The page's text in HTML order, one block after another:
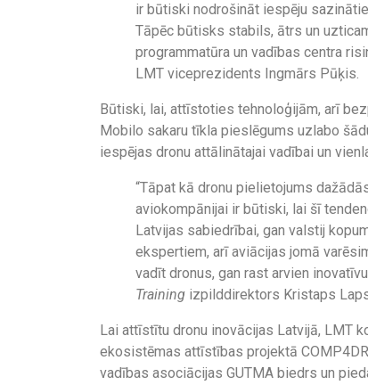
ir būtiski nodrošināt iespēju
Tāpēc būtisks stabils, ātrs un
programmatūra un vadības centra
LMT viceprezidents Ingmārs Pūķis.
Būtiski, lai, attīstoties tehnoloģijām, arī
Mobilo sakaru tīkla pieslēgums uzlabo
iespējas dronu attālinātajai vadībai un
“Tāpat kā dronu pielietojums
aviokompānijai ir būtiski, lai šī
Latvijas sabiedrībai, gan valstij
ekspertiem, arī aviācijas jomā
vadīt dronus, gan rast arvien
Training izpilddirektors Kristaps
Lai attīstītu dronu inovācijas Latvijā, LMT
ekosistēmas attīstības projektā
vadības asociācijas GUTMA biedrs un